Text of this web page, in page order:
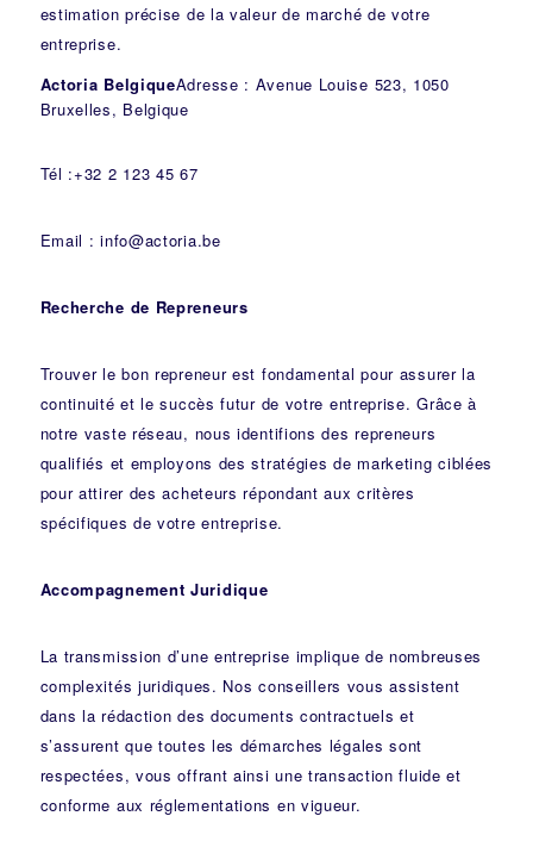
estimation précise de la valeur de marché de votre
entreprise.
Actoria BelgiqueAdresse : Avenue Louise 523, 1050
Bruxelles, Belgique
Tél :+32 2 123 45 67
Email : info@actoria.be
Recherche de Repreneurs
Trouver le bon repreneur est fondamental pour assurer la
continuité et le succès futur de votre entreprise. Grâce à
notre vaste réseau, nous identifions des repreneurs
qualifiés et employons des stratégies de marketing ciblées
pour attirer des acheteurs répondant aux critères
spécifiques de votre entreprise.
Accompagnement Juridique
La transmission d’une entreprise implique de nombreuses
complexités juridiques. Nosconseillers vous assistent
dans la rédaction des documents contractuels et
s’assurent que toutes les démarches légales sont
respectées, vous offrant ainsi une transaction fluide et
conforme aux réglementations en vigueur.